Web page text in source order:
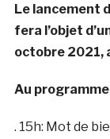
Le lancement
fera l’objet
octobre 2021,
Au programme
. 15h: Mot de